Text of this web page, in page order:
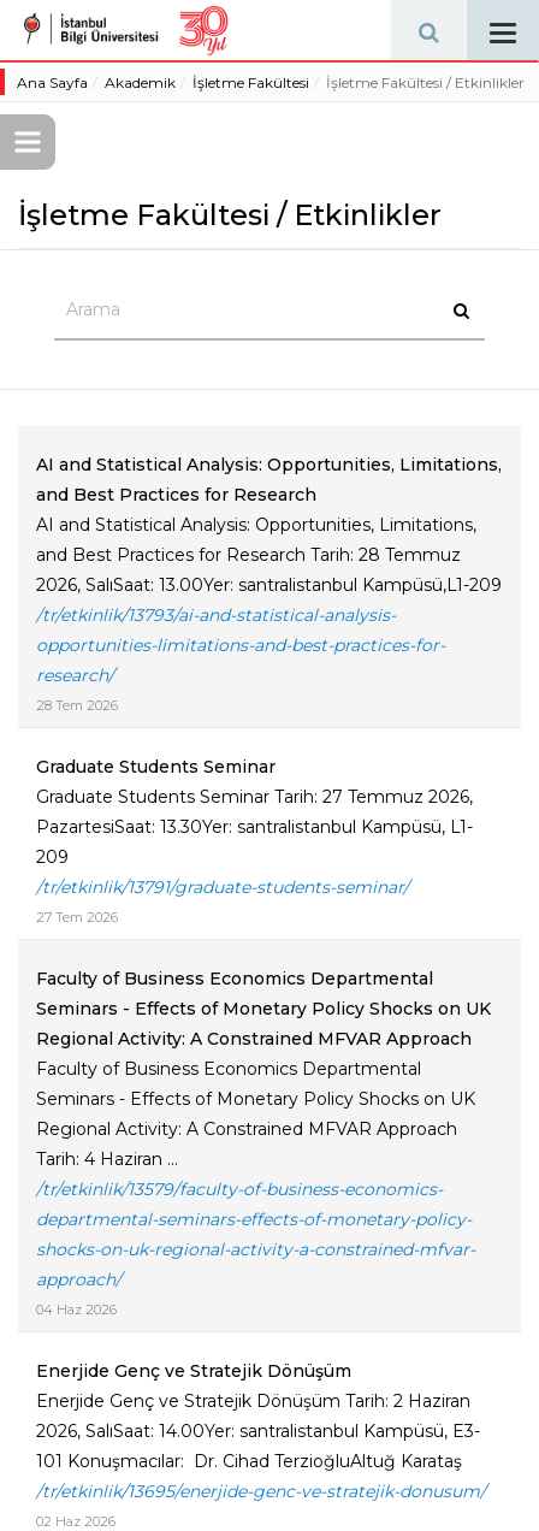
Ana Sayfa Akademik İşletme Fakültesi İşletme Fakültesi / Etkinlikler
İşletme Fakültesi / Etkinlikler
AI and Statistical Analysis: Opportunities, Limitations,
and Best Practices for Research
AI and Statistical Analysis: Opportunities, Limitations,
and Best Practices for Research Tarih: 28 Temmuz
2026, SalıSaat: 13.00Yer: santralistanbul Kampüsü,L1-209
/tr/etkinlik/13793/ai-and-statistical-analysis-
opportunities-limitations-and-best-practices-for-
research/
28 Tem 2026
Graduate Students Seminar
Graduate Students Seminar Tarih: 27 Temmuz 2026,
PazartesiSaat: 13.30Yer: santralistanbul Kampüsü, L1-
209
/tr/etkinlik/13791/graduate-students-seminar/
27 Tem 2026
Faculty of Business Economics Departmental
Seminars - Effects of Monetary Policy Shocks on UK
Regional Activity: A Constrained MFVAR Approach
Faculty of Business Economics Departmental
Seminars - Effects of Monetary Policy Shocks on UK
Regional Activity: A Constrained MFVAR Approach
Tarih: 4 Haziran ...
/tr/etkinlik/13579/faculty-of-business-economics-
departmental-seminars-effects-of-monetary-policy-
shocks-on-uk-regional-activity-a-constrained-mfvar-
approach/
04 Haz 2026
Enerjide Genç ve Stratejik Dönüşüm
Enerjide Genç ve Stratejik Dönüşüm Tarih: 2 Haziran
2026, SalıSaat: 14.00Yer: santralistanbul Kampüsü, E3-
101 Konuşmacılar: Dr. Cihad TerzioğluAltuğ Karataş
/tr/etkinlik/13695/enerjide-genc-ve-stratejik-donusum/
02 Haz 2026